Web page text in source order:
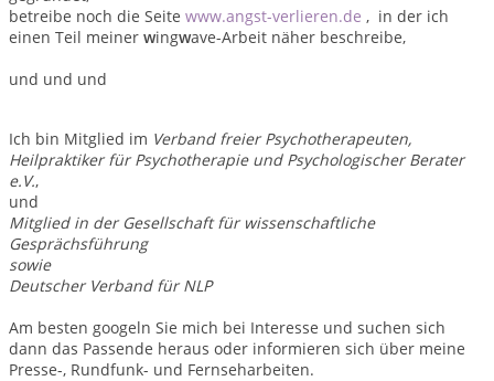
betreibe noch die Seite www.angst-verlieren.de , in der ich
einen Teil meiner wingwave-Arbeit näher beschreibe,
und und und
Ich bin Mitglied im Verband freier Psychotherapeuten,
Heilpraktiker für Psychotherapie und Psychologischer Berater
e.V.,
und
Mitglied in der Gesellschaft für wissenschaftliche
Gesprächsführung
sowie
Deutscher Verband für NLP
Am besten googeln Sie mich bei Interesse und suchen sich
dann das Passende heraus oder informieren sich über meine
Presse-, Rundfunk- und Fernseharbeiten.